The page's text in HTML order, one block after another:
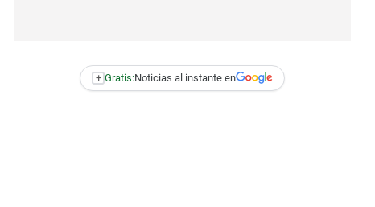
+ Gratis:Noticias al instante en